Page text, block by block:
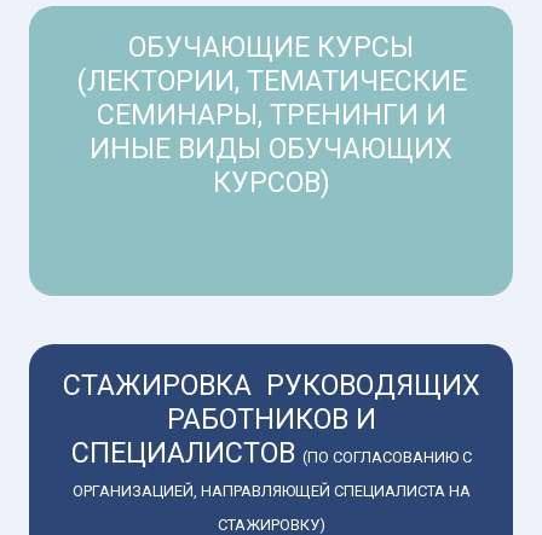
ОБУЧАЮЩИЕ КУРСЫ
(ЛЕКТОРИИ, ТЕМАТИЧЕСКИЕ
СЕМИНАРЫ, ТРЕНИНГИ И
ИНЫЕ ВИДЫ ОБУЧАЮЩИХ
КУРСОВ)
СТАЖИРОВКА РУКОВОДЯЩИХ
РАБОТНИКОВ И
СПЕЦИАЛИСТОВ (ПО СОГЛАСОВАНИЮ С
ОРГАНИЗАЦИЕЙ, НАПРАВЛЯЮЩЕЙ СПЕЦИАЛИСТА НА
СТАЖИРОВКУ)